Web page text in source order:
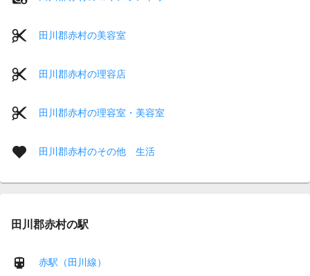
田川郡赤村の美容室
田川郡赤村の理容店
田川郡赤村の理容室・美容室
田川郡赤村のその他 生活
田川郡赤村の駅
赤駅（田川線）